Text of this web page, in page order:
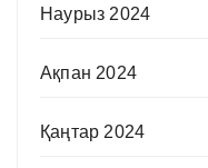
Наурыз 2024
Ақпан 2024
Қаңтар 2024